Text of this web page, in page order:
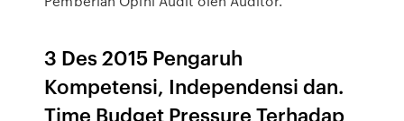
3 Des 2015 Pengaruh
Kompetensi, Independensi dan.
Time Budget Pressure Terhadap